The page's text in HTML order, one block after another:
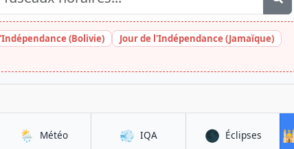
(Bolivie)
Jour de l'Indépendance (Jamaïque)
🌦️ Météoà Khanabad 💨 IQAà Khanabad🌑 Éclipsesà